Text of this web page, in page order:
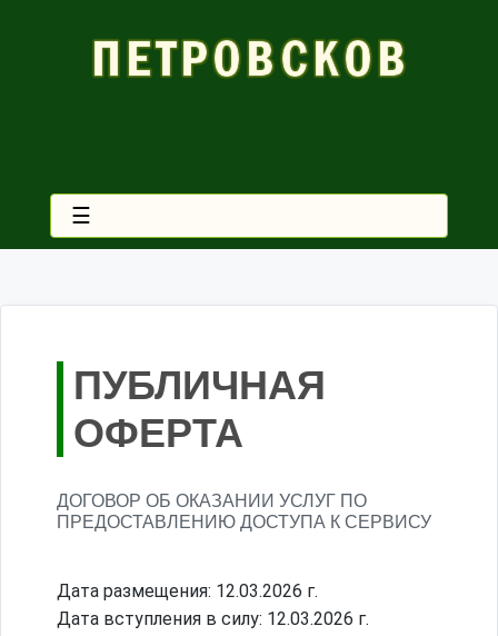
☰
ПУБЛИЧНАЯ
ОФЕРТА
ДОГОВОР ОБ ОКАЗАНИИ УСЛУГ ПО
ПРЕДОСТАВЛЕНИЮ ДОСТУПА К СЕРВИСУ
Дата размещения: 12.03.2026 г.
Дата вступления в силу: 12.03.2026 г.